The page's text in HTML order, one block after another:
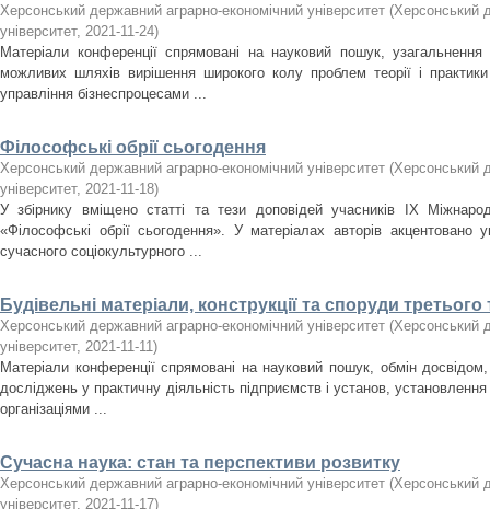
Херсонський державний аграрно-економічний університет (Херсонський
університет, 2021-11-24)
Матеріали конференції спрямовані на науковий пошук,
можливих шляхів вирішення широкого колу проблем теорії і практики
управління бізнеспроцесами ...
Філософські обрії сьогодення
Херсонський державний аграрно-економічний університет (Херсонський
університет, 2021-11-18)
У збірнику вміщено статті та тези доповідей учасників ІХ
«Філософські обрії сьогодення». У матеріалах авторів
сучасного соціокультурного ...
Будівельні матеріали, конструкції та споруди третього
Херсонський державний аграрно-економічний університет (Херсонський
університет, 2021-11-11)
Матеріали конференції спрямовані на науковий пошук, обмін
досліджень у практичну діяльність підприємств і установ, установлення
організаціями ...
Сучасна наука: стан та перспективи розвитку
Херсонський державний аграрно-економічний університет (Херсонський
університет, 2021-11-17)